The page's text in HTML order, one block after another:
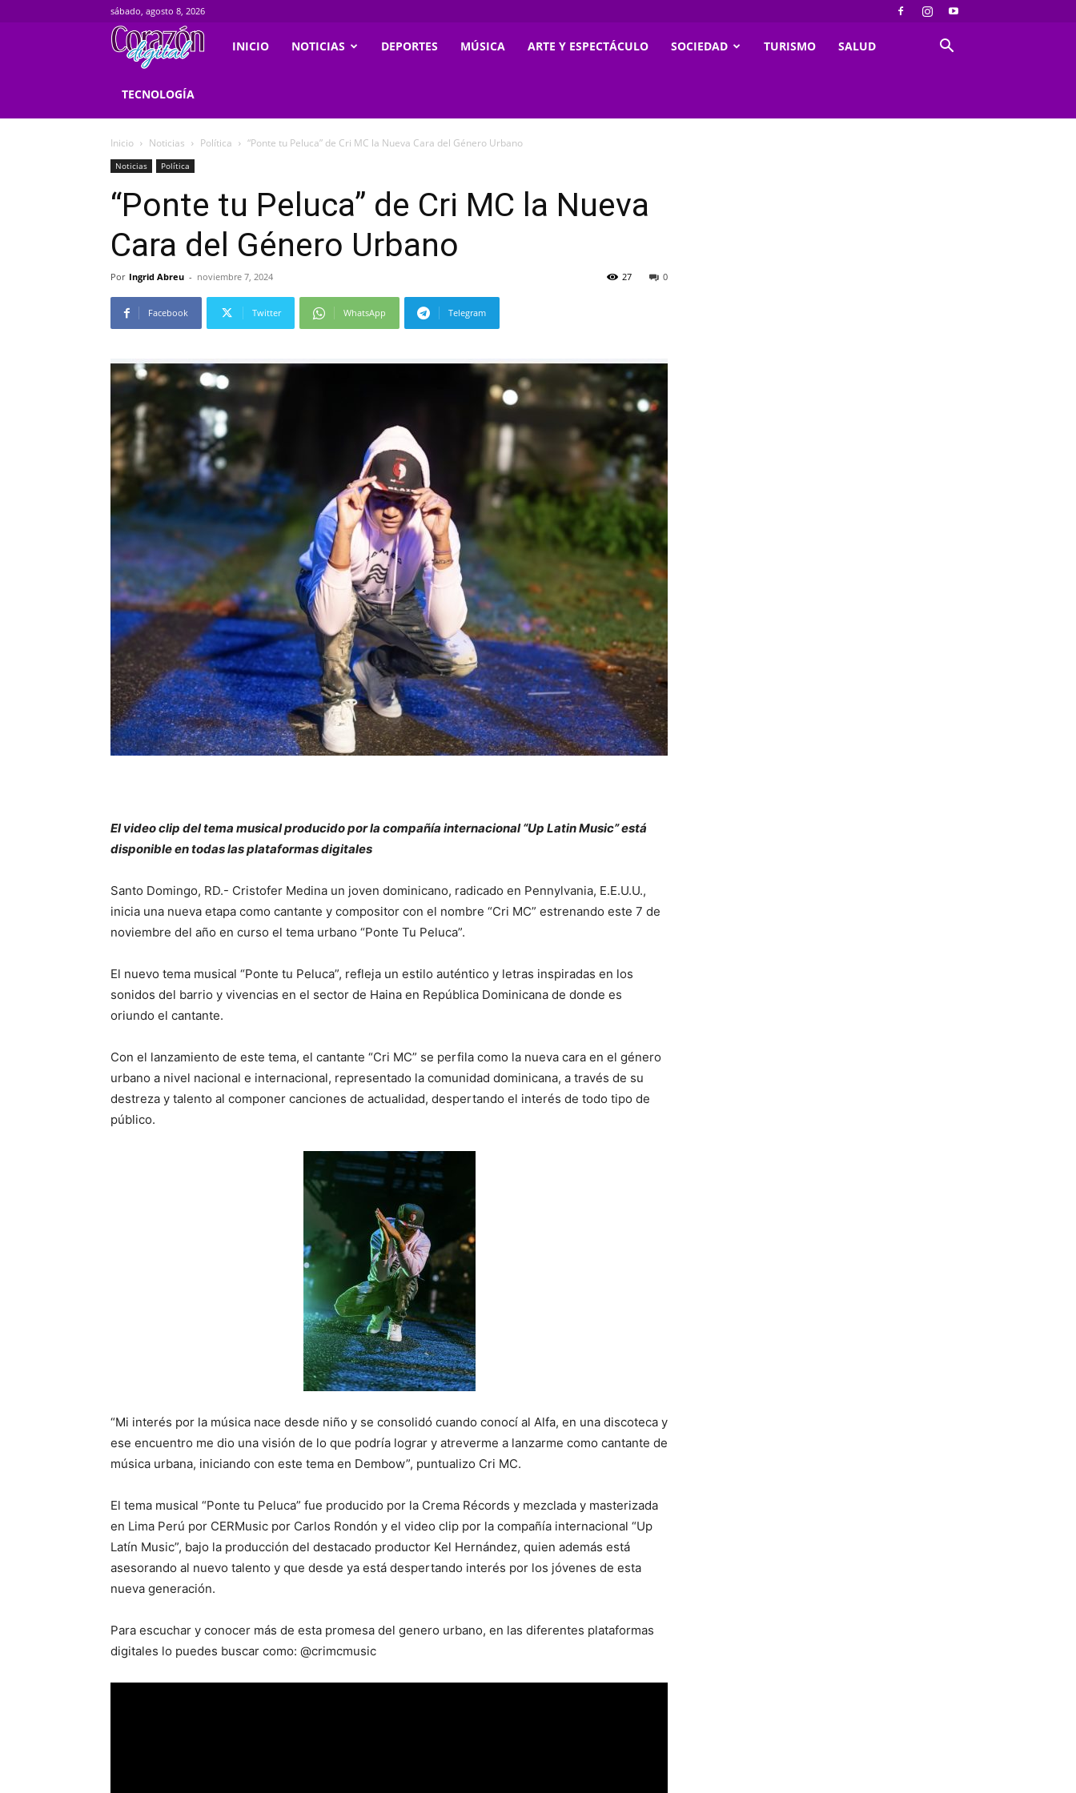
sábado, agosto 8, 2026
Corazondigital.net
INICIO NOTICIAS DEPORTES MÚSICA ARTE Y ESPECTÁCULO SOCIEDAD TURISMO SALUD
TECNOLOGÍA
Inicio Noticias Política “Ponte tu Peluca” de Cri MC la Nueva Cara del Género Urbano
Noticias Política
“Ponte tu Peluca” de Cri MC la Nueva
Cara del Género Urbano
Por Ingrid Abreu - noviembre 7, 2024 0
27
Facebook Twitter WhatsApp Telegram
El video clip del tema musical producido por la compañía internacional “Up Latin Music” está
disponible en todas las plataformas digitales
Santo Domingo, RD.- Cristofer Medina un joven dominicano, radicado en Pennylvania, E.E.U.U.,
inicia una nueva etapa como cantante y compositor con el nombre “Cri MC” estrenando este 7 de
noviembre del año en curso el tema urbano “Ponte Tu Peluca”.
El nuevo tema musical “Ponte tu Peluca”, refleja un estilo auténtico y letras inspiradas en los
sonidos del barrio y vivencias en el sector de Haina en República Dominicana de donde es
oriundo el cantante.
Con el lanzamiento de este tema, el cantante “Cri MC” se perfila como la nueva cara en el género
urbano a nivel nacional e internacional, representado la comunidad dominicana, a través de su
destreza y talento al componer canciones de actualidad, despertando el interés de todo tipo de
público.
“Mi interés por la música nace desde niño y se consolidó cuando conocí al Alfa, en una discoteca y
ese encuentro me dio una visión de lo que podría lograr y atreverme a lanzarme como cantante de
música urbana, iniciando con este tema en Dembow”, puntualizo Cri MC.
El tema musical “Ponte tu Peluca” fue producido por la Crema Récords y mezclada y masterizada
en Lima Perú por CERMusic por Carlos Rondón y el video clip por la compañía internacional “Up
Latín Music”, bajo la producción del destacado productor Kel Hernández, quien además está
asesorando al nuevo talento y que desde ya está despertando interés por los jóvenes de esta
nueva generación.
Para escuchar y conocer más de esta promesa del genero urbano, en las diferentes plataformas
digitales lo puedes buscar como: @crimcmusic